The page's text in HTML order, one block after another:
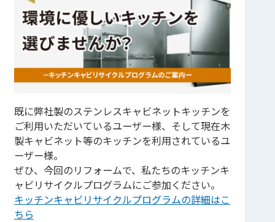
既に弊社製のステンレスキャビネットキッチンを
ご利用いただいているユーザー様、そして現在木
製キャビネット等のキッチンを利用されているユ
ーザー様。
ぜひ、今回のリフォームで、私たちのキッチンキ
ャビリサイクルプログラムにご参加ください。
キッチンキャビリサイクルプログラムの詳細はこ
ちら